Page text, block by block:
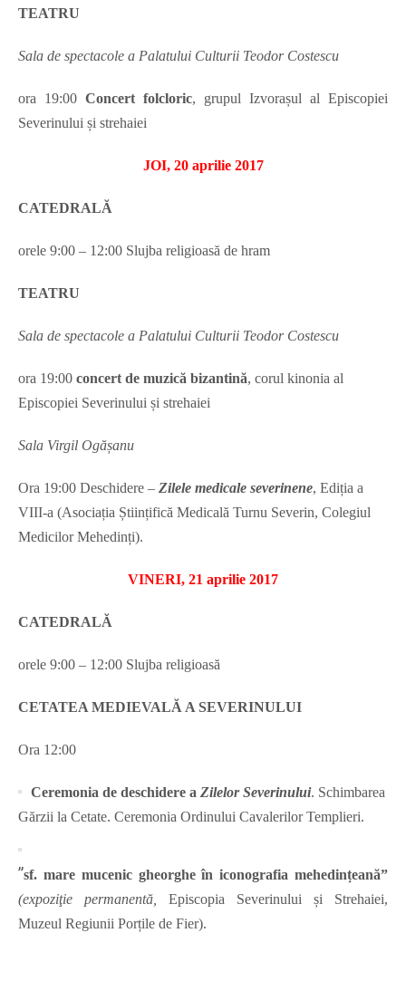
TEATRU
Sala de spectacole a Palatului Culturii Teodor Costescu
ora 19:00 Concert folcloric, grupul Izvorașul al Episcopiei
Severinului și strehaiei
JOI, 20 aprilie 2017
CATEDRALĂ
orele 9:00 – 12:00 Slujba religioasă de hram
TEATRU
Sala de spectacole a Palatului Culturii Teodor Costescu
ora 19:00 concert de muzică bizantină, corul kinonia al
Episcopiei Severinului și strehaiei
Sala Virgil Ogășanu
Ora 19:00 Deschidere – Zilele medicale severinene, Ediția a
VIII-a (Asociația Științifică Medicală Turnu Severin, Colegiul
Medicilor Mehedinți).
VINERI, 21 aprilie 2017
CATEDRALĂ
orele 9:00 – 12:00 Slujba religioasă
CETATEA MEDIEVALĂ A SEVERINULUI
Ora 12:00
Ceremonia de deschidere a Zilelor Severinului. Schimbarea
Gărzii la Cetate. Ceremonia Ordinului Cavalerilor Templieri.
”sf. mare mucenic gheorghe în iconografia mehedințeană”
(expoziţie permanentă,
Episcopia Severinului și Strehaiei,
Muzeul Regiunii Porțile de Fier).